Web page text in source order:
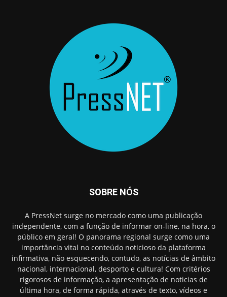
SOBRE NÓS
A PressNet surge no mercado como uma publicação
independente, com a função de informar on-line, na hora, o
público em geral! O panorama regional surge como uma
importância vital no conteúdo noticioso da plataforma
infirmativa, não esquecendo, contudo, as notícias de âmbito
nacional, internacional, desporto e cultura! Com critérios
rigorosos de informação, a apresentação de noticias de
última hora, de forma rápida, através de texto, vídeos e